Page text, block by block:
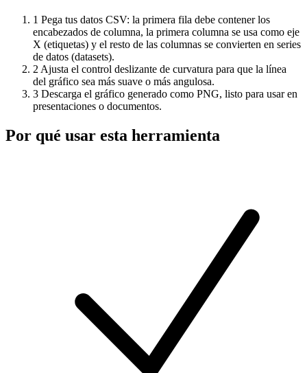
1 Pega tus datos CSV: la primera fila debe contener los
encabezados de columna, la primera columna se usa como eje
X (etiquetas) y el resto de las columnas se convierten en series
de datos (datasets).
2 Ajusta el control deslizante de curvatura para que la línea
del gráfico sea más suave o más angulosa.
3 Descarga el gráfico generado como PNG, listo para usar en
presentaciones o documentos.
Por qué usar esta herramienta